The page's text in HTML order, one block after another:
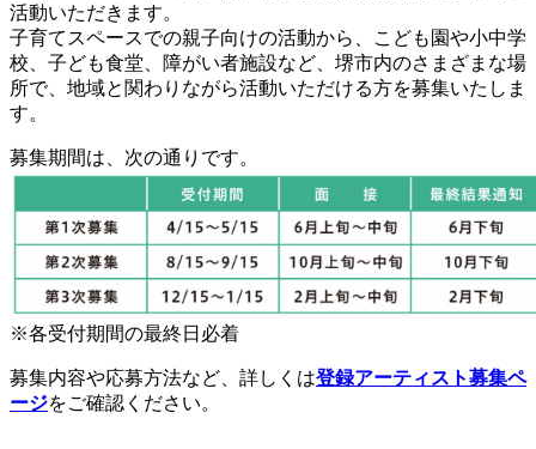
活動いただきます。
子育てスペースでの親子向けの活動から、こども園や小中学
校、子ども食堂、障がい者施設など、堺市内のさまざまな場
所で、地域と関わりながら活動いただける方を募集いたしま
す。
募集期間は、次の通りです。
※各受付期間の最終日必着
募集内容や応募方法など、詳しくは登録アーティスト募集ペ
ージをご確認ください。